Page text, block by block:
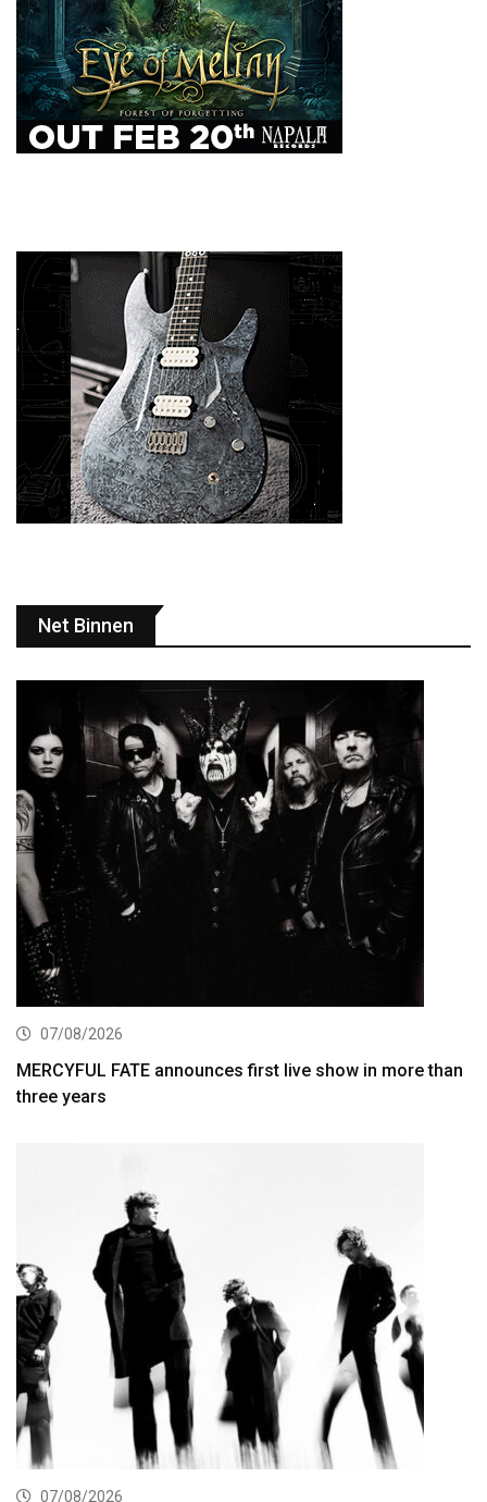
Net Binnen
07/08/2026
MERCYFUL FATE announces first live show in more than
three years
07/08/2026